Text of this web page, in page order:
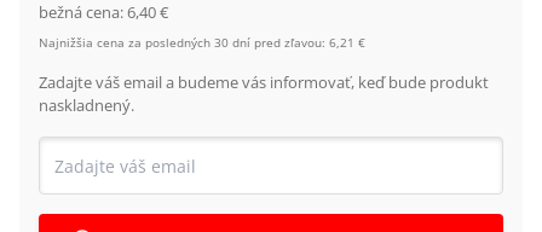
bežná cena:6,40 €
Najnižšia cena za posledných 30 dní pred zľavou: 6,21 €
Zadajte váš email a budeme vás informovať, keď bude produkt
naskladnený.